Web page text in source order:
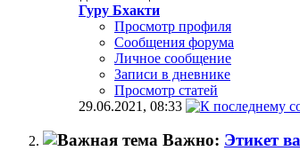
Гуру Бхакти
Просмотр профиля
Сообщения форума
Личное сообщение
Записи в дневнике
Просмотр статей
29.06.2021, 08:33
Важно: Этикет